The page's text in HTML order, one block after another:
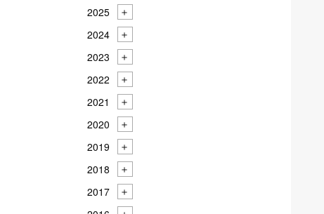
2025
2024
2023
2022
2021
2020
2019
2018
2017